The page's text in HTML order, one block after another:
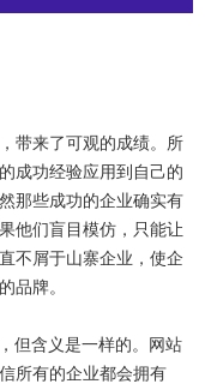
带来了可观的成绩。所
成功经验应用到自己的
那些成功的企业确实有
他们盲目模仿，只能让
不屑于山寨企业，使企
品牌。
但含义是一样的。网站
所有的企业都会拥有